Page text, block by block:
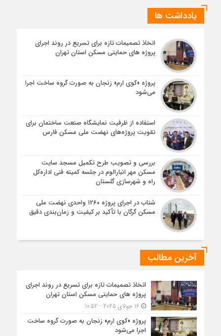
یادداشت ها
اتخاذ تصمیمات تازه برای تسریع در روند اجرای
پروژه های حمایتی مسکن استان تهران
پروژه «کوی ارم» زنجان به صورت گروه ساخت اجرا
می‌شود
استفاده از ظرفیت نمایشگاه صنعت ساختمان برای
تقویت پروژه‌های نهضت ملی مسکن فارس
بررسی و تصویب طرح تکمیل مسجد سایت
مسکن مهر انبارالوم در جلسه کمیته فنی اداره‌کل
راه و شهرسازی گلستان
شتاب در اجرای پروژه ۱۲۶۰ واحدی نهضت ملی
مسکن گرگان با تأکید بر کیفیت و زمان‌بندی دقیق
آخرین مطالب
اتخاذ تصمیمات تازه برای تسریع در روند اجرای
پروژه های حمایتی مسکن استان تهران
16 جولای 2025 - 10:52
پروژه «کوی ارم» زنجان به صورت گروه ساخت
اجرا می‌شود